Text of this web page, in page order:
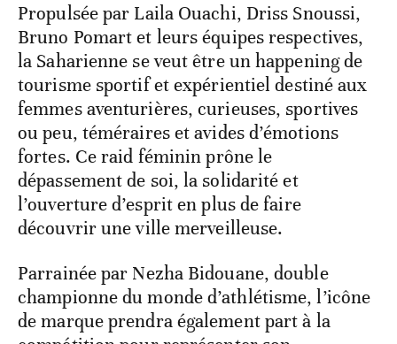
Propulsée par Laila Ouachi, Driss Snoussi,
Bruno Pomart et leurs équipes respectives,
la Saharienne se veut être un happening de
tourisme sportif et expérientiel destiné aux
femmes aventurières, curieuses, sportives
ou peu, téméraires et avides d’émotions
fortes. Ce raid féminin prône le
dépassement de soi, la solidarité et
l’ouverture d’esprit en plus de faire
découvrir une ville merveilleuse.
Parrainée par Nezha Bidouane, double
championne du monde d’athlétisme, l’icône
de marque prendra également part à la